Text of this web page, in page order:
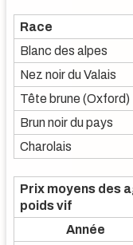
Race
Blanc des alpes
Nez noir du Valais
Tête brune (Oxford)
Brun noir du pays
Charolais
Prix moyens des
poids vif
Année